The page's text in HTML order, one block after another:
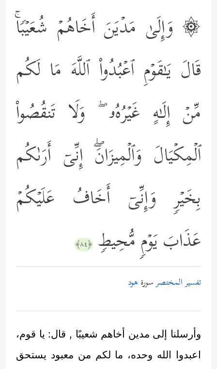
۞ وَإِلَىٰ مَدۡیَنَ أَخَاهُمۡ شُعَیۡبࣰاۚ
قَالَ یَـٰقَوۡمِ ٱعۡبُدُواْ ٱللَّهَ مَا لَكُم
مِّنۡ إِلَـٰهٍ غَیۡرُهُۥ ۖ وَلَا تَنقُصُواْ
ٱلۡمِكۡیَالَ وَٱلۡمِیزَانَۖ إِنِّیۤ أَرَىٰكُم
بِخَیۡرࣲ وَإِنِّیۤ أَخَافُ عَلَیۡكُمۡ
عَذَابَ یَوۡمࣲ مُّحِیطࣲ ﴿٨٤﴾
تفسير المختصرسورة هود
وأرسلنا إلى مدين أخاهم شعيبًا , قال: يا قوم،
اعبدوا الله وحده، ما لكم من معبود يستحق